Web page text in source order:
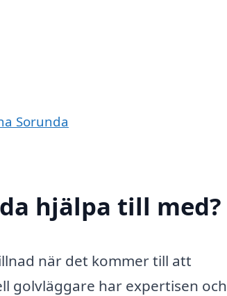
Sorunda
hjälpa till med?
när det kommer till att
golvläggare har expertisen och